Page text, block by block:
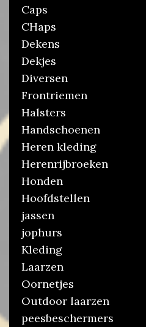
Caps
CHaps
Dekens
Dekjes
Diversen
Frontriemen
Halsters
Handschoenen
Heren kleding
Herenrijbroeken
Honden
Hoofdstellen
jassen
jophurs
Kleding
Laarzen
Oornetjes
Outdoor laarzen
peesbeschermers